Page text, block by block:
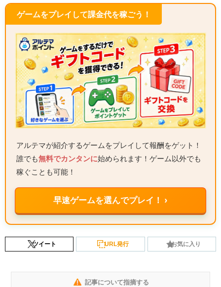
ゲームをプレイして課金代を稼ごう！
アルテマが紹介するゲームをプレイして報酬をゲット！
誰でも無料でカンタンに始められます！ゲーム以外でも
稼ぐことも可能！
早速ゲームを選んでプレイ！ ›
ツイート URL発行 お気に入り
記事について指摘する